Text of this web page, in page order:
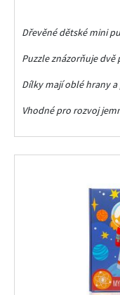
Dřevěné dětské mini
Puzzle znázorňuje
Dílky mají oblé hrany
Vhodné pro rozvoj